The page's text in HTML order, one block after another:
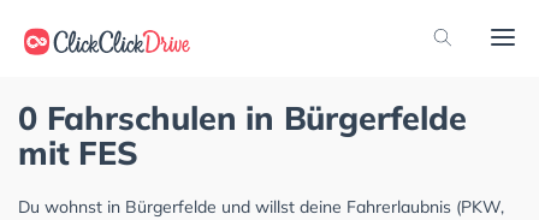
0 Fahrschulen in Bürgerfelde
mit FES
Du wohnst in Bürgerfelde und willst deine Fahrerlaubnis (PKW,